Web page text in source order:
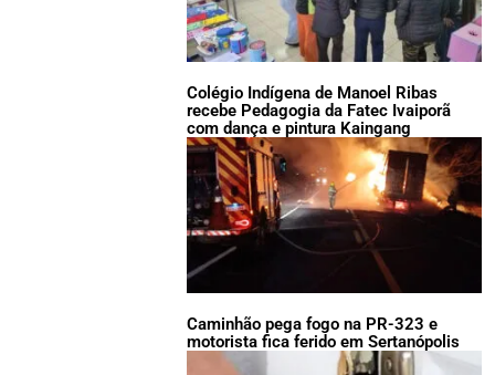
Colégio Indígena de Manoel Ribas
recebe Pedagogia da Fatec Ivaiporã
com dança e pintura Kaingang
Caminhão pega fogo na PR-323 e
motorista fica ferido em Sertanópolis